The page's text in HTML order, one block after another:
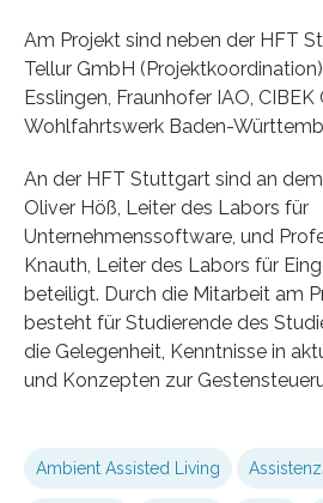
Am Projekt sind neben der HFT
Tellur GmbH
Esslingen, Fraunhofer IAO,
Wohlfahrtswerk Baden-
An der HFT Stuttgart sind an
Oliver Höß, Leiter des Labors für
Unternehmenssoftware, und
Knauth, Leiter des Labors für
beteiligt. Durch die Mitarbeit am
besteht für Studierende des
die Gelegenheit, Kenntnisse in
und Konzepten zur
Ambient Assisted Living